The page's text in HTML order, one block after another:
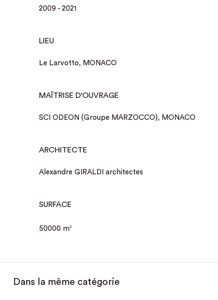
2009 - 2021
LIEU
Le Larvotto, MONACO
MAÎTRISE D'OUVRAGE
SCI ODEON (Groupe MARZOCCO), MONACO
ARCHITECTE
Alexandre GIRALDI architectes
SURFACE
50000 m2
Dans la même catégorie